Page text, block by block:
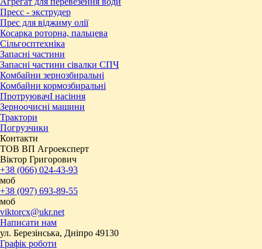
Пресc - экструдер
Прес для віджиму олії
Косарка роторна, пальцева
Сільгосптехніка
Запасні частини
Запасні частини сівалки СПЧ
Комбайни зернозбиральні
Комбайни кормозбиральні
ПротруювачІ насіння
Зерноочисні машини
Трактори
Погрузчики
Контакти
ТОВ ВП Агроексперт
Віктор Григорович
+38 (066) 024-43-93
моб
+38 (097) 693-89-55
моб
viktorcx@ukr.net
Написати нам
ул. Березінська, Дніпро 49130
Графік роботи